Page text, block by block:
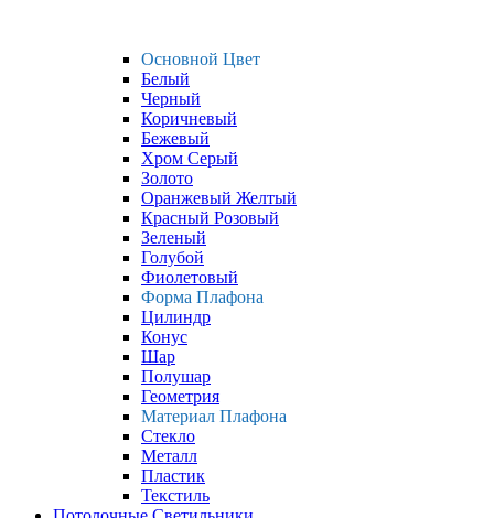
Основной Цвет
Белый
Черный
Коричневый
Бежевый
Хром Серый
Золото
Оранжевый Желтый
Красный Розовый
Зеленый
Голубой
Фиолетовый
Форма Плафона
Цилиндр
Конус
Шар
Полушар
Геометрия
Материал Плафона
Стекло
Металл
Пластик
Текстиль